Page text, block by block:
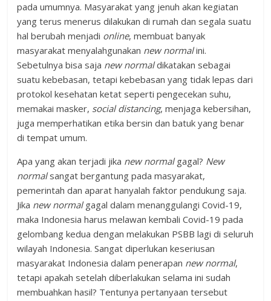
pada umumnya. Masyarakat yang jenuh akan kegiatan
yang terus menerus dilakukan di rumah dan segala suatu
hal berubah menjadi online, membuat banyak
masyarakat menyalahgunakan new normalini.
Sebetulnya bisa saja new normaldikatakan sebagai
suatu kebebasan, tetapi kebebasan yang tidak lepas dari
protokol kesehatan ketat seperti pengecekan suhu,
memakai masker, social distancing, menjaga kebersihan,
juga memperhatikan etika bersin dan batuk yang benar
di tempat umum.
Apa yang akan terjadi jika new normalgagal? New
normalsangat bergantung pada masyarakat,
pemerintah dan aparat hanyalah faktor pendukung saja.
Jika new normalgagal dalam menanggulangi Covid-19,
maka Indonesia harus melawan kembali Covid-19 pada
gelombang kedua dengan melakukan PSBB lagi di seluruh
wilayah Indonesia. Sangat diperlukan keseriusan
masyarakat Indonesia dalam penerapan new normal,
tetapi apakah setelah diberlakukan selama ini sudah
membuahkan hasil? Tentunya pertanyaan tersebut